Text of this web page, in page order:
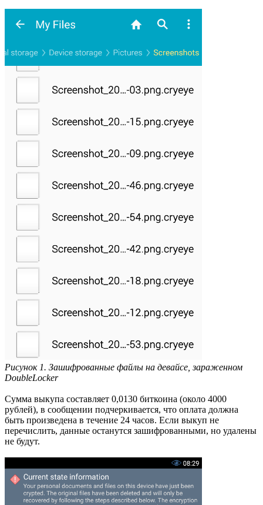
Рисунок 1. Зашифрованные файлы на девайсе, зараженном
DoubleLocker
Сумма выкупа составляет 0,0130 биткоина (около 4000
рублей), в сообщении подчеркивается, что оплата должна
быть произведена в течение 24 часов. Если выкуп не
перечислить, данные останутся зашифрованными, но удалены
не будут.